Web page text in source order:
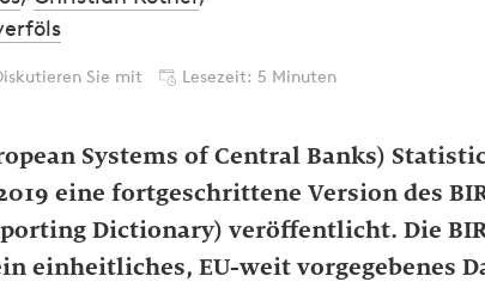
Sie mit Lesezeit: 5 Minuten
Systems of Central Banks)
eine fortgeschrittene Version des
Dictionary) veröffentlicht. Die
einheitliches, EU-weit vorgegebenes